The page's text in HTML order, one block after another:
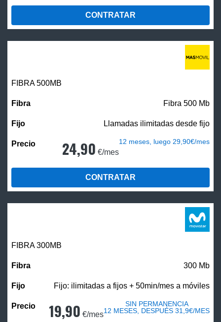
CONTRATAR
FIBRA500MB
Fibra 500 Mb
Llamadas ilimitadas desde fijo
24,90 €/mes
12 meses, luego 29,90€/mes
CONTRATAR
FIBRA 300MB
300 Mb
Fijo: ilimitadas a fijos + 50min/mes a móviles
19,90 €/mes
SIN PERMANENCIA
12 MESES, DESPUÉS 31,9€/MES